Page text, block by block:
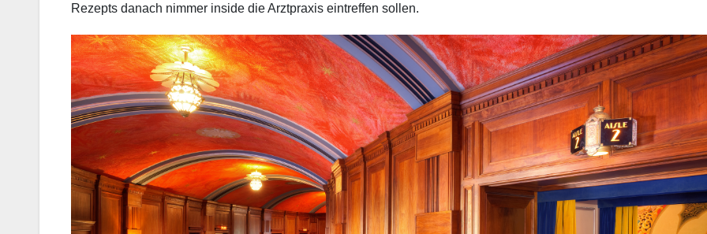
Rezepts danach nimmer inside die Arztpraxis eintreffen sollen.